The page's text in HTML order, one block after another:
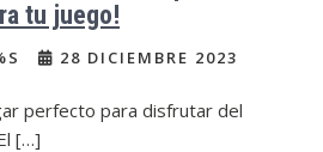
tu juego!
28 DICIEMBRE 2023
perfecto para disfrutar del
[…]